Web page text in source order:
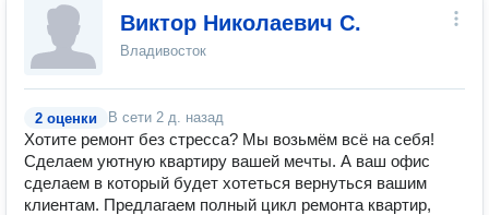
Виктор Николаевич С.
Владивосток
2 оценки В сети 2 д. назад
Хотите ремонт без стресса? Мы возьмём всё на себя!
Сделаем уютную квартиру вашей мечты. А ваш офис
сделаем в который будет хотеться вернуться вашим
клиентам. Предлагаем полный цикл ремонта квартир,